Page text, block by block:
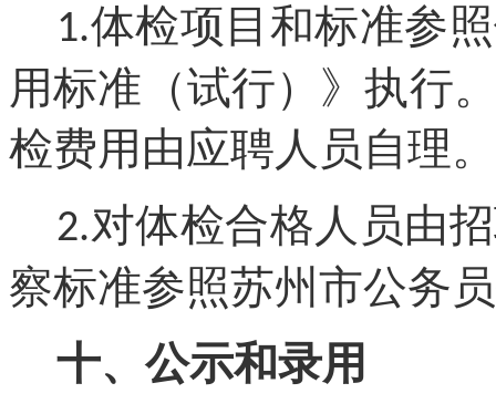
1.体检项目和标准参
用标准（试行）》执行
检费用由应聘人员自理。
2.对体检合格人员由
察标准参照苏州市公务
十、公示和录用